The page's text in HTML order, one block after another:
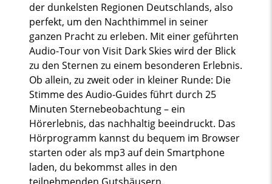
der dunkelsten Regionen Deutschlands, also
perfekt, um den Nachthimmel in seiner
ganzen Pracht zu erleben. Mit einer geführten
Audio-Tour von Visit Dark Skies wird der Blick
zu den Sternen zu einem besonderen Erlebnis.
Ob allein, zu zweit oder in kleiner Runde: Die
Stimme des Audio-Guides führt durch 25
Minuten Sternebeobachtung – ein
Hörerlebnis, das nachhaltig beeindruckt. Das
Hörprogramm kannst du bequem im Browser
starten oder als mp3 auf dein Smartphone
laden, du bekommst alles in den